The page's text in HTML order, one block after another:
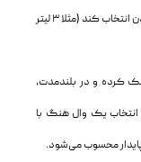
توجه به نیاز، بین دو حجم متفاوت آب برای سیفون کشیدن انتخاب کند (مثلا ۳ لیتر
کرده و در بلندمدت،
انتخاب یک وال هنگ با
محسوب می‌شود.